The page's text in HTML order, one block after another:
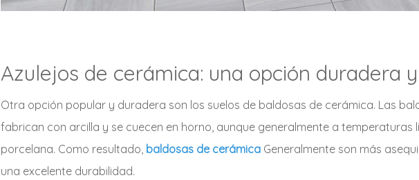
Azulejos de cerámica: una opción duradera
Otra opción popular y duradera son los suelos de baldosas de cerámica. Las
fabrican con arcilla y se cuecen en horno, aunque generalmente a temperaturas
porcelana. Como resultado, baldosas de cerámica Generalmente son más
una excelente durabilidad.